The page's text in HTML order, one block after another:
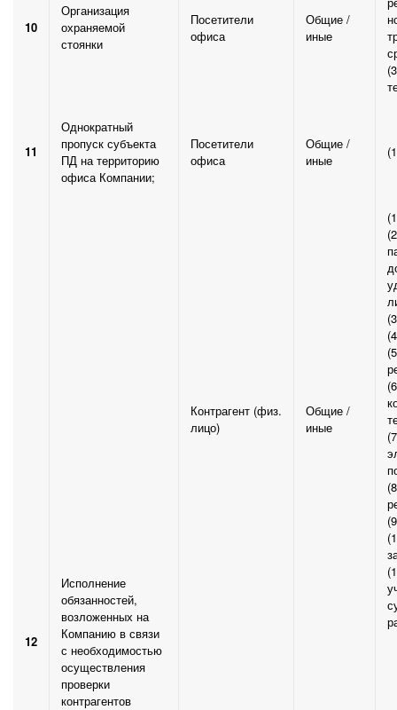
10
Организация
охраняемой
стоянки
Посетители
офиса
Общие /
иные
11
Однократный
пропуск субъекта
ПД на территорию
офиса Компании;
Посетители
офиса
Общие /
иные
12
Исполнение
обязанностей,
возложенных на
Компанию в связи
с необходимостью
осуществления
проверки
контрагентов
Контрагент (физ.
лицо)
Общие /
иные